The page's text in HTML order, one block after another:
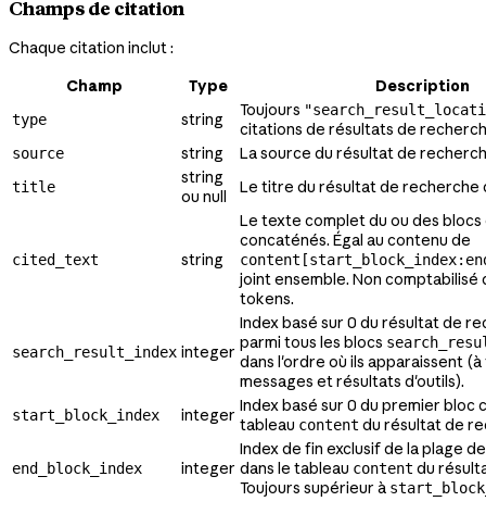
Champs de citation
Chaque citation inclut :
Champ
Type Description
type string Toujours
citations de résultats de
source string La source du résultat de
title
string
ou null
Le titre du résultat de recherche
cited_text string
Le texte complet du ou des blocs
concaténés. Égal au contenu de
joint ensemble. Non comptabilisé
tokens.
search_result_index integer
Index basé sur 0 du résultat de
parmi tous les blocs
dans l'ordre où ils apparaissent
messages et résultats d'outils).
start_block_index integer Index basé sur 0 du premier bloc
tableau content du résultat de
end_block_index integer
Index de fin exclusif de la plage
dans le tableau content du
Toujours supérieur à